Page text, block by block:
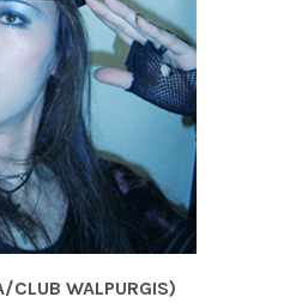
CLUB WALPURGIS)